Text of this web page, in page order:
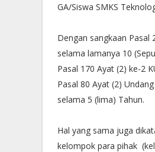
GA/Siswa SMKS
Dengan sangkaan Pasal
selama lamanya 10
Pasal 170 Ayat (2) ke-2
Pasal 80 Ayat (2)
selama 5 (lima) Tahun.
Hal yang sama juga
kelompok para pihak